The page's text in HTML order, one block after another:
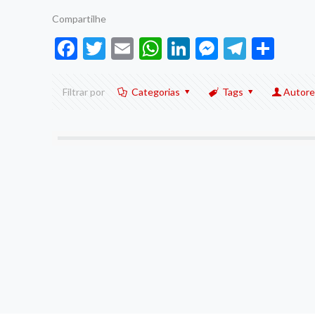
Compartilhe
Facebook
Twitter
EmailWhatsApp
LinkedIn
Messenger
Filtrar por Categorias Tags